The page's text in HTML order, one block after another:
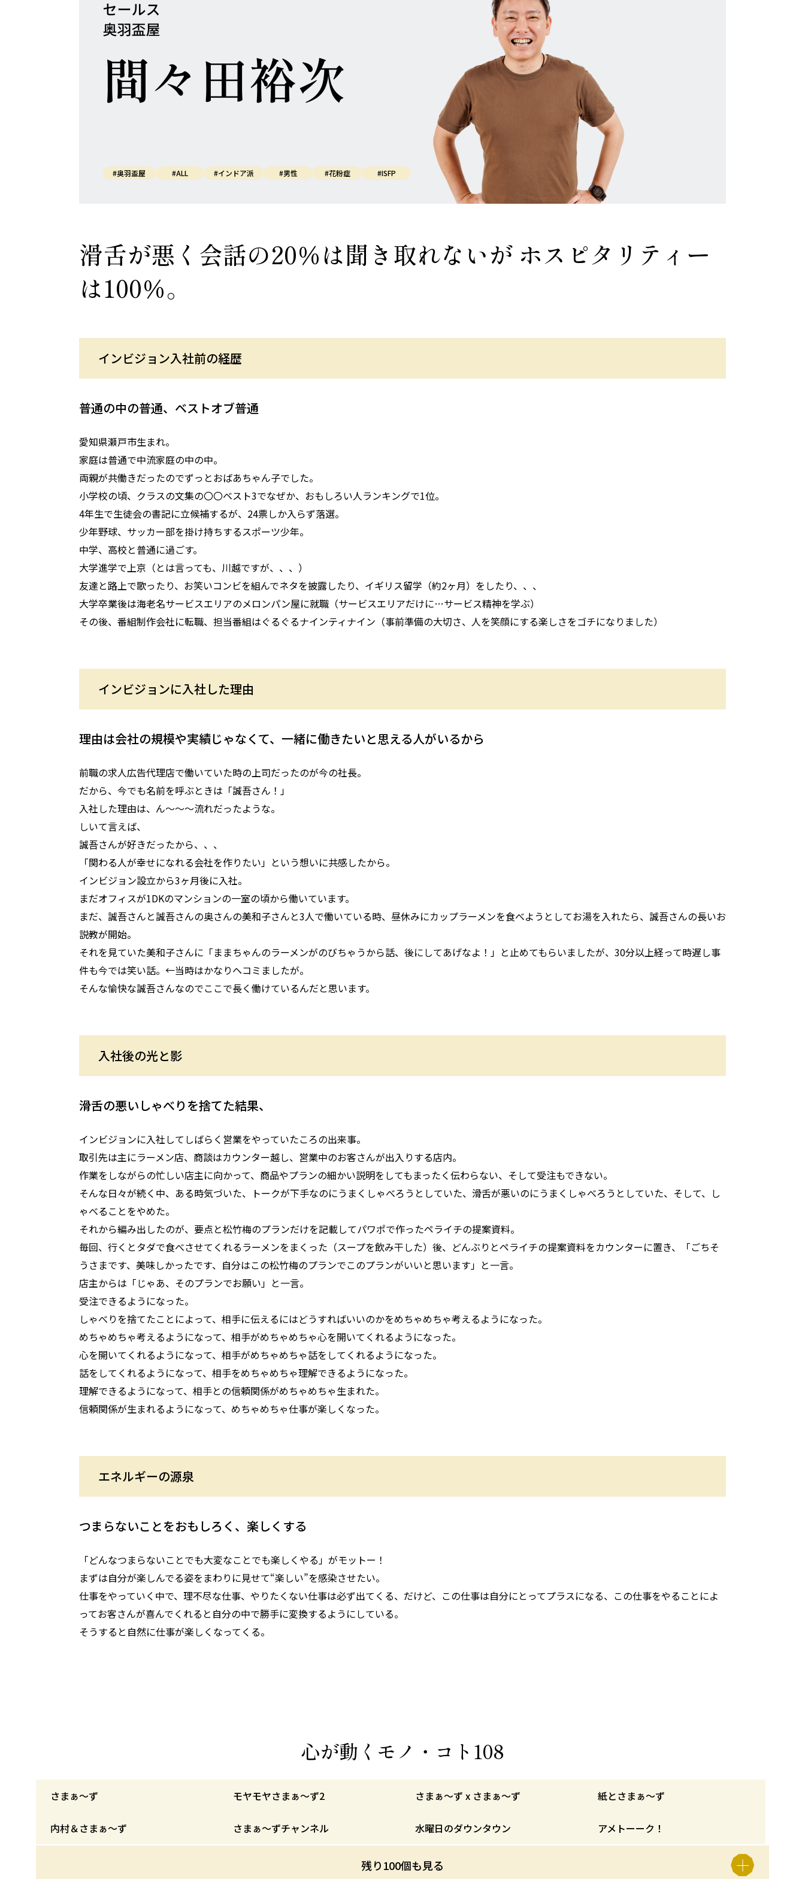
#奥羽盃屋 #ALL #インドア派 #男性 #花粉症 #ISFP
滑舌が悪く会話の20％は聞き取れないが ホスピタリティー
は100％。
インビジョン入社前の経歴
普通の中の普通、ベストオブ普通
愛知県瀬戸市生まれ。
家庭は普通で中流家庭の中の中。
両親が共働きだったのでずっとおばあちゃん子でした。
小学校の頃、クラスの文集の〇〇ベスト3でなぜか、おもしろい人ランキングで1位。
4年生で生徒会の書記に立候補するが、24票しか入らず落選。
少年野球、サッカー部を掛け持ちするスポーツ少年。
中学、高校と普通に過ごす。
大学進学で上京（とは言っても、川越ですが、、、）
友達と路上で歌ったり、お笑いコンビを組んでネタを披露したり、イギリス留学（約2ヶ月）をしたり、、、
大学卒業後は海老名サービスエリアのメロンパン屋に就職（サービスエリアだけに…サービス精神を学ぶ）
その後、番組制作会社に転職、担当番組はぐるぐるナインティナイン（事前準備の大切さ、人を笑顔にする楽しさをゴチになりました）
インビジョンに入社した理由
理由は会社の規模や実績じゃなくて、一緒に働きたいと思える人がいるから
前職の求人広告代理店で働いていた時の上司だったのが今の社長。
だから、今でも名前を呼ぶときは「誠吾さん！」
入社した理由は、ん～～～流れだったような。
しいて言えば、
誠吾さんが好きだったから、、、
「関わる人が幸せになれる会社を作りたい」という想いに共感したから。
インビジョン設立から3ヶ月後に入社。
まだオフィスが1DKのマンションの一室の頃から働いています。
まだ、誠吾さんと誠吾さんの奥さんの美和子さんと3人で働いている時、昼休みにカップラーメンを食べようとしてお湯を入れたら、誠吾さんの長いお
説教が開始。
それを見ていた美和子さんに「ままちゃんのラーメンがのびちゃうから話、後にしてあげなよ！」と止めてもらいましたが、30分以上経って時遅し事
件も今では笑い話。←当時はかなりヘコミましたが。
そんな愉快な誠吾さんなのでここで長く働けているんだと思います。
入社後の光と影
滑舌の悪いしゃべりを捨てた結果、
インビジョンに入社してしばらく営業をやっていたころの出来事。
取引先は主にラーメン店、商談はカウンター越し、営業中のお客さんが出入りする店内。
作業をしながらの忙しい店主に向かって、商品やプランの細かい説明をしてもまったく伝わらない、そして受注もできない。
そんな日々が続く中、ある時気づいた、トークが下手なのにうまくしゃべろうとしていた、滑舌が悪いのにうまくしゃべろうとしていた、そして、し
ゃべることをやめた。
それから編み出したのが、要点と松竹梅のプランだけを記載してパワポで作ったペライチの提案資料。
毎回、行くとタダで食べさせてくれるラーメンをまくった（スープを飲み干した）後、どんぶりとペライチの提案資料をカウンターに置き、「ごちそ
うさまです、美味しかったです、自分はこの松竹梅のプランでこのプランがいいと思います」と一言。
店主からは「じゃあ、そのプランでお願い」と一言。
受注できるようになった。
しゃべりを捨てたことによって、相手に伝えるにはどうすればいいのかをめちゃめちゃ考えるようになった。
めちゃめちゃ考えるようになって、相手がめちゃめちゃ心を開いてくれるようになった。
心を開いてくれるようになって、相手がめちゃめちゃ話をしてくれるようになった。
話をしてくれるようになって、相手をめちゃめちゃ理解できるようになった。
理解できるようになって、相手との信頼関係がめちゃめちゃ生まれた。
信頼関係が生まれるようになって、めちゃめちゃ仕事が楽しくなった。
エネルギーの源泉
つまらないことをおもしろく、楽しくする
「どんなつまらないことでも大変なことでも楽しくやる」がモットー！
まずは自分が楽しんでる姿をまわりに見せて“楽しい”を感染させたい。
仕事をやっていく中で、理不尽な仕事、やりたくない仕事は必ず出てくる、だけど、この仕事は自分にとってプラスになる、この仕事をやることによ
ってお客さんが喜んでくれると自分の中で勝手に変換するようにしている。
そうすると自然に仕事が楽しくなってくる。
心が動くモノ・コト108
さまぁ〜ず モヤモヤさまぁ〜ず2 さまぁ～ず x さまぁ～ず 紙とさまぁ〜ず
内村＆さまぁ〜ず さまぁ〜ずチャンネル 水曜日のダウンタウン アメトーーク！
残り100個も見る